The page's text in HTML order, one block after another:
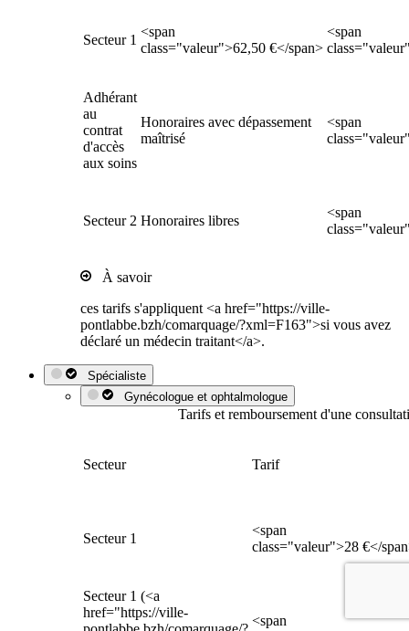
Secteur 1
<span
class="valeur">62,50 €</span>
<span
Adhérant
au
contrat
d'accès
aux soins
Honoraires avec dépassement
maîtrisé
<span
Secteur 2 Honoraires libres
<span
À savoir
ces tarifs s'appliquent <a href="https://ville-
pontlabbe.bzh/comarquage/?xml=F163">si vous avez
déclaré un médecin traitant</a>.
Spécialiste
Gynécologue et ophtalmologue
Tarifs et remboursement d'une
Secteur Tarif
Secteur 1
<span
class="valeur">28 €</
Secteur 1 (<a
href="https://ville-
<span